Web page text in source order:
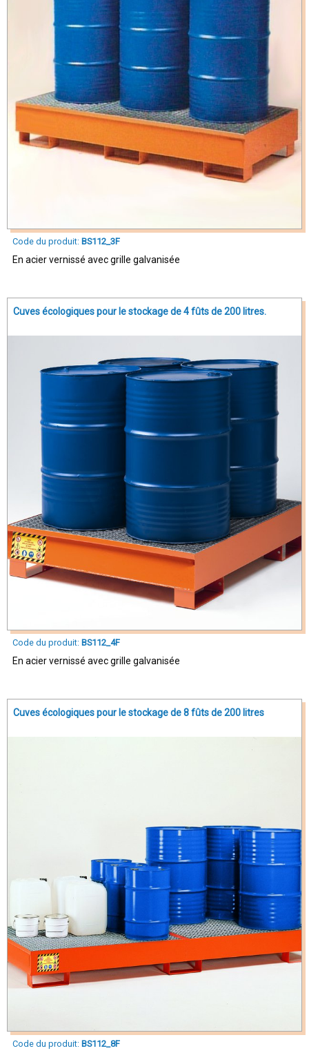
Code du produit: BS112_3F
En acier vernissé avec grille galvanisée
Cuves écologiques pour le stockage de 4 fûts de 200 litres.
Code du produit: BS112_4F
En acier vernissé avec grille galvanisée
Cuves écologiques pour le stockage de 8 fûts de 200 litres
Code du produit: BS112_8F